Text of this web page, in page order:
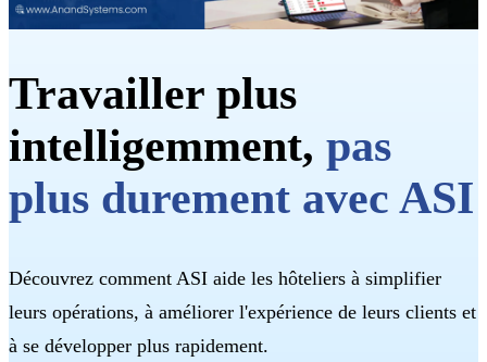
Travailler plus
intelligemment, pas
plus durement avec ASI
Découvrez comment ASI aide les hôteliers à simplifier
leurs opérations, à améliorer l'expérience de leurs clients et
à se développer plus rapidement.